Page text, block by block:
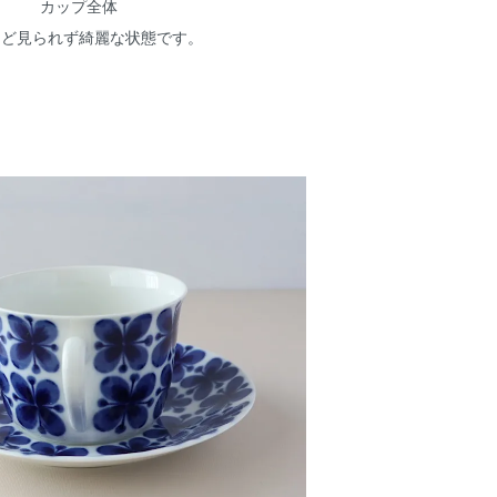
カップ全体
見られず綺麗な状態です。